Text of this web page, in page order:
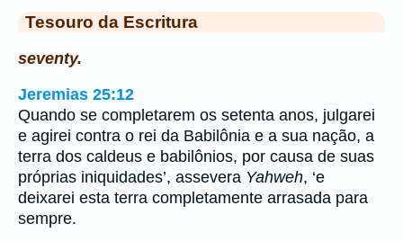
Tesouro da Escritura
seventy.
Jeremias 25:12
Quando se completarem os setenta anos, julgarei
e agirei contra o rei da Babilônia e a sua nação, a
terra dos caldeus e babilônios, por causa de suas
próprias iniquidades’, assevera Yahweh, ‘e
deixarei esta terra completamente arrasada para
sempre.